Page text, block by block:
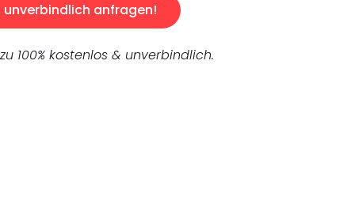
unverbindlich anfragen!
100% kostenlos & unverbindlich.